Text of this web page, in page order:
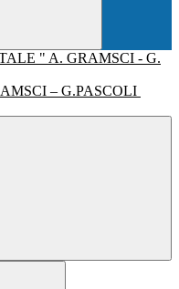
– G.PASCOLI